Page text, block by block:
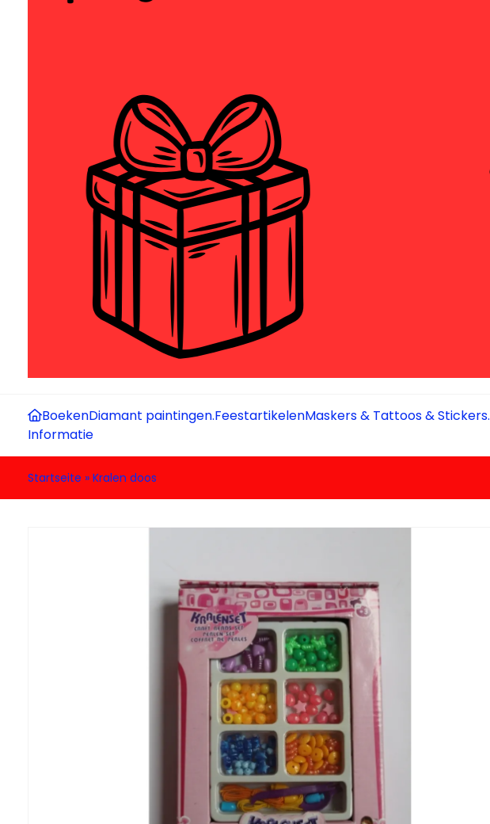
BoekenDiamant paintingen.FeestartikelenMaskers & Tattoos & Stickers.
Informatie
Startseite » Kralen doos